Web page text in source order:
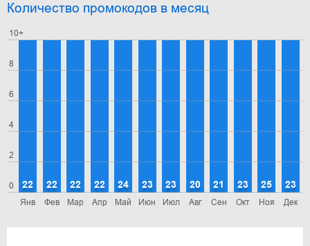
Количество промокодов в месяц
0
2
4
6
8
10+
Янв
22
Фев
22
Мар
22
Апр
22
Май
24
Июн
23
Июл
23
Авг
20
Сен
21
Окт
23
Ноя
25
Дек
23